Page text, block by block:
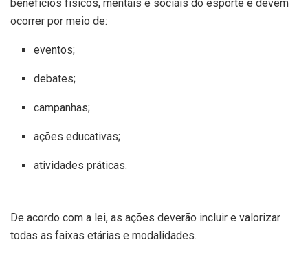
benefícios físicos, mentais e sociais do esporte e devem
ocorrer por meio de:
eventos;
debates;
campanhas;
ações educativas;
atividades práticas.
De acordo com a lei, as ações deverão incluir e valorizar
todas as faixas etárias e modalidades.